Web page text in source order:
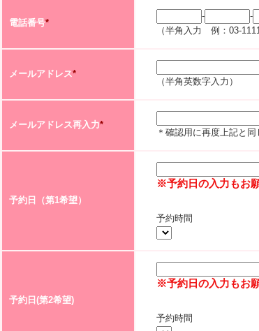
電話番号*
-
-
（半角入力 例：03-
メールアドレス*
（半角英数字入力）
メールアドレス再入力*
＊確認用に再度上記と
予約日（第1希望）
※予約日の入力もお
予約時間
予約日(第2希望)
※予約日の入力もお
予約時間